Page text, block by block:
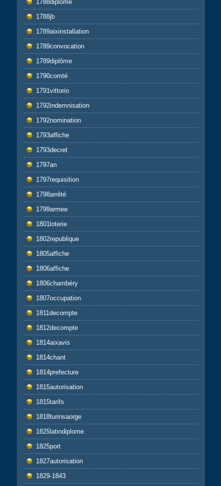
1788diplôme
1788jb
1789aixinstallation
1789convocation
1789diplôme
1790comté
1791vittorio
1792indemnisation
1792nomination
1793affiche
1793decret
1797an
1797requisition
1798arrêté
1799armee
1801loterie
1802republique
1805affiche
1806affiche
1806chambéry
1807occupation
1811decompte
1812decompte
1814aixavis
1814chant
1814prefecture
1815autorisation
1815tarifs
1818turinsaorge
1825latindiplome
1825port
1827autorisation
1829-1843